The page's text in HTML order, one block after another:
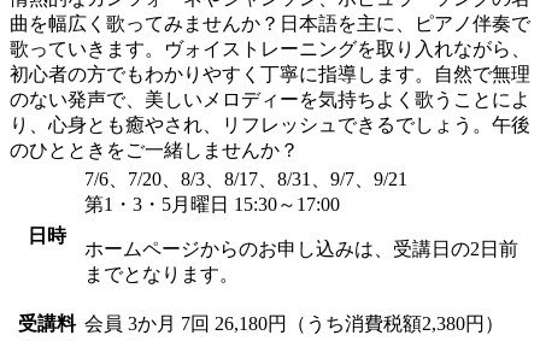
曲を幅広く歌ってみませんか？日本語を主に、ピアノ伴奏で
歌っていきます。ヴォイストレーニングを取り入れながら、
初心者の方でもわかりやすく丁寧に指導します。自然で無理
のない発声で、美しいメロディーを気持ちよく歌うことによ
り、心身とも癒やされ、リフレッシュできるでしょう。午後
のひとときをご一緒しませんか？
日時
7/6、7/20、8/3、8/17、8/31、9/7、9/21
第1・3・5月曜日 15:30～17:00
ホームページからのお申し込みは、受講日の2日前
までとなります。
受講料 会員 3か月 7回 26,180円（うち消費税額2,380円）